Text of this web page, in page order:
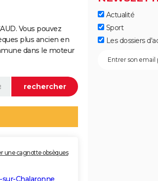
Vous pouvez
plus ancien en
dans le moteur
une cagnotte obsèques
Chalaronne
Actualité
Sport
Les dossiers